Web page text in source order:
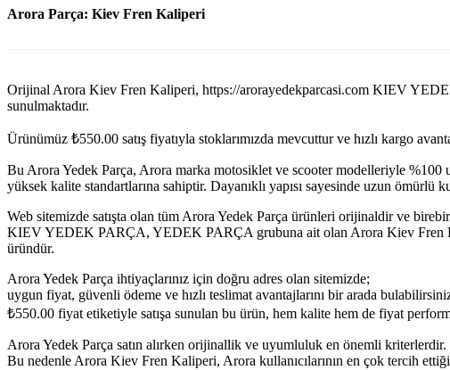
Arora Parça: Kiev Fren Kaliperi
Orijinal Arora Kiev Fren Kaliperi, https://arorayedekparcasi.com KIEV
sunulmaktadır.
Ürünümüz ₺550.00 satış fiyatıyla stoklarımızda mevcuttur ve hızlı kargo
Bu Arora Yedek Parça, Arora marka motosiklet ve scooter modelleriyle
yüksek kalite standartlarına sahiptir. Dayanıklı yapısı sayesinde uzun
Web sitemizde satışta olan tüm Arora Yedek Parça ürünleri orijinaldir ve
KIEV YEDEK PARÇA, YEDEK PARÇA grubuna ait olan Arora Kiev Fren
üründür.
Arora Yedek Parça ihtiyaçlarınız için doğru adres olan sitemizde;
uygun fiyat, güvenli ödeme ve hızlı teslimat avantajlarını bir arada
₺550.00 fiyat etiketiyle satışa sunulan bu ürün, hem kalite hem de fiyat
Arora Yedek Parça satın alırken orijinallik ve uyumluluk en önemli kriterlerdir.
Bu nedenle Arora Kiev Fren Kaliperi, Arora kullanıcılarının en çok tercih